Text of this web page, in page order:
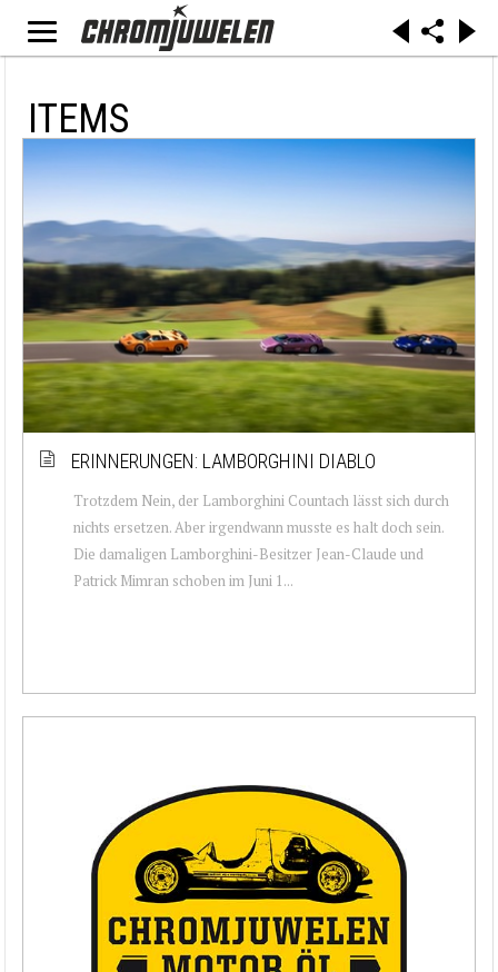
ITEMS
ERINNERUNGEN: LAMBORGHINI DIABLO
Trotzdem Nein, der Lamborghini Countach lässt sich durch
nichts ersetzen. Aber irgendwann musste es halt doch sein.
Die damaligen Lamborghini-Besitzer Jean-Claude und
Patrick Mimran schoben im Juni 1...